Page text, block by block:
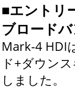
■エントリ
ブロード
Mark-4 HDI
ド+ダウン
しました。